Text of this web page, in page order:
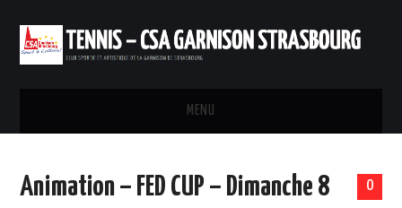
MENU
0
Animation – FED CUP – Dimanche 8